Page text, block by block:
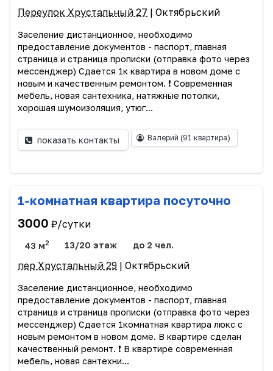
Переулок Хрустальный 27 | Октябрьский
Заселение дистанционное, необходимо
предоставление документов - паспорт, главная
страница и страница прописки (отправка фото через
мессенджер) Сдается 1к квартира в новом доме с
новым и качественным ремонтом. ❗️ Современная
мебель, новая сантехника, натяжные потолки,
хорошая шумоизоляция, утюг...
показать контакты Валерий (91 квартира)
1-комнатная квартира посуточно
3000 ₽/сутки
43 м2 13/20 этаж до 2 чел.
пер Хрустальный 29 | Октябрьский
Заселение дистанционное, необходимо
предоставление документов - паспорт, главная
страница и страница прописки (отправка фото через
мессенджер) Сдается 1комнатная квартира люкс с
новым ремонтом в новом доме. В квартире сделан
качественный ремонт. ❗️ В квартире современная
мебель, новая сантехни...